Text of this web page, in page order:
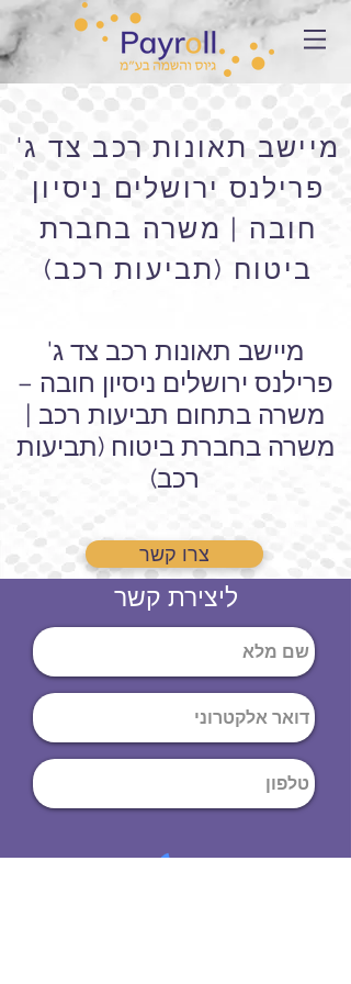
מיישב תאונות רכב צד ג'
פרילנס ירושלים ניסיון
חובה | משרה בחברת
ביטוח (תביעות רכב)
מיישב תאונות רכב צד ג'
פרילנס ירושלים ניסיון חובה –
משרה בתחום תביעות רכב |
משרה בחברת ביטוח (תביעות
רכב)
צרו קשר
ליצירת קשר